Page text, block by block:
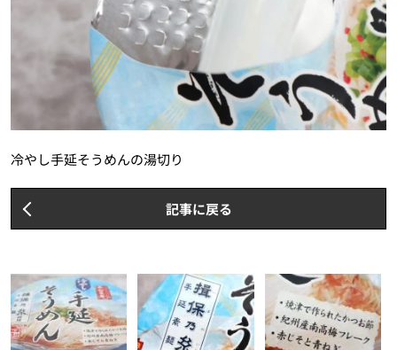
冷やし手延そうめんの湯切り
記事に戻る